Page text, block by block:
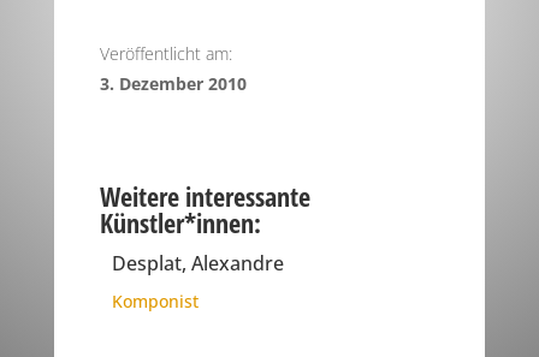
Veröffentlicht am:
3. Dezember 2010
Weitere interessante
Künstler*innen:
Desplat, Alexandre
Komponist